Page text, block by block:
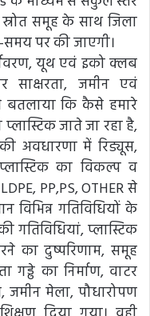
स्रोत समूह के साथ जिला
समय पर की जाएगी।
यूथ एवं इको क्लब
साक्षरता, जमीन एवं
बतलाया कि कैसे हमारे
जाते जा रहा है,
अवधारणा में रिड्यूस,
का विकल्प व
PP,PS, OTHER से
विभिन्न गतिविधियों के
गतिविधियां, प्लास्टिक
का दुष्परिणाम, समूह
गड्ढे का निर्माण, वाटर
जमीन मेला, पौधारोपण